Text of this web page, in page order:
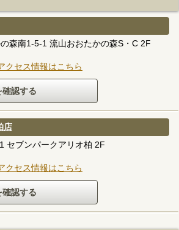
森南1-5-1 流山おおたかの森S・C 2F
クセス情報はこちら
店
セブンパークアリオ柏 2F
クセス情報はこちら